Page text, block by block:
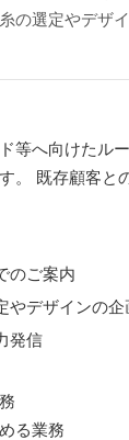
の選定やデザ
等へ向けたル
。 既存顧客と
のご案内
やデザインの企
発信
る業務